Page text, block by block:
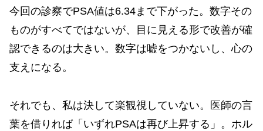
今回の診察でPSA値は6.34まで下がった。数字その
ものがすべてではないが、目に見える形で改善が確
認できるのは大きい。数字は嘘をつかないし、心の
支えになる。
それでも、私は決して楽観視していない。医師の言
葉を借りれば「いずれPSAは再び上昇する」。ホル